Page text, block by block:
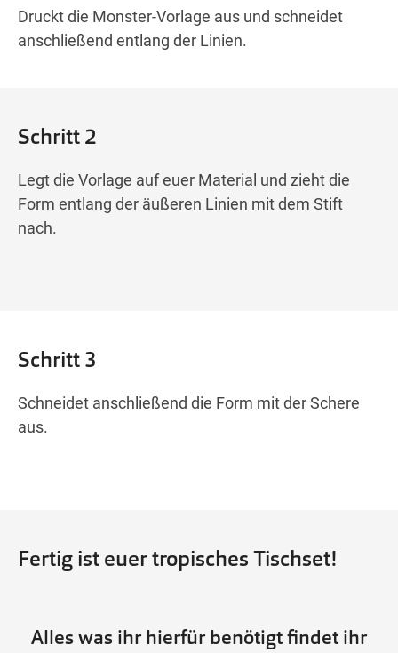
Druckt die Monster-Vorlage aus und schneidet
anschließend entlang der Linien.
Schritt 2
Legt die Vorlage auf euer Material und zieht die
Form entlang der äußeren Linien mit dem Stift
nach.
Schritt 3
Schneidet anschließend die Form mit der Schere
aus.
Fertig ist euer tropisches Tischset!
Alles was ihr hierfür benötigt findet ihr